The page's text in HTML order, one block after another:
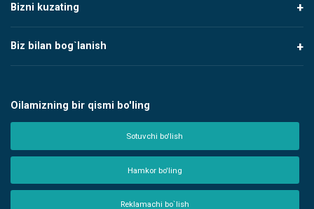
Bizni kuzating
Biz bilan bog`lanish
Oilamizning bir qismi bo'ling
Sotuvchi bo'lish
Hamkor bo'ling
Reklamachi bo`lish